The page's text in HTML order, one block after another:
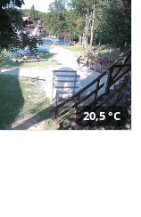
20,5 °C